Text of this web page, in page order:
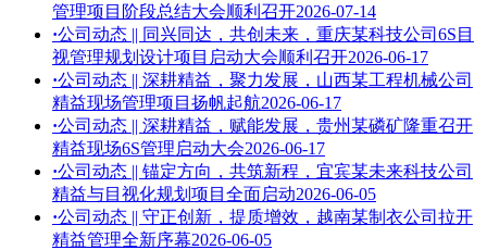
管理项目阶段总结大会顺利召开2026-07-14
·公司动态 || 同兴同达，共创未来，重庆某科技公司6S目
视管理规划设计项目启动大会顺利召开2026-06-17
·公司动态 || 深耕精益，聚力发展，山西某工程机械公司
精益现场管理项目扬帆起航2026-06-17
·公司动态 || 深耕精益，赋能发展，贵州某磷矿隆重召开
精益现场6S管理启动大会2026-06-17
·公司动态 || 锚定方向，共筑新程，宜宾某未来科技公司
精益与目视化规划项目全面启动2026-06-05
·公司动态 || 守正创新，提质增效，越南某制衣公司拉开
精益管理全新序幕2026-06-05